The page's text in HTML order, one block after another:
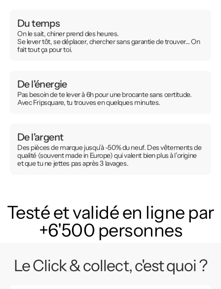
Du temps
On le sait, chiner prend des heures.
Se lever tôt, se déplacer, chercher sans garantie de trouver… On
fait tout ça pour toi.
De l'énergie
Pas besoin de te lever à 6h pour une brocante sans certitude.
Avec Fripsquare, tu trouves en quelques minutes.
De l'argent
Des pièces de marque jusqu’à -50% du neuf. Des vêtements de
qualité (souvent made in Europe) qui valent bien plus à l’origine
et que tu ne jettes pas après 3 lavages.
Testé et validé en ligne par
+6'500 personnes
Le Click & collect, c'est quoi ?